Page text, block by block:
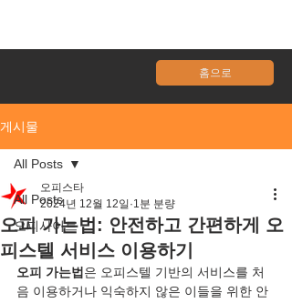
홈으로
게시물
All Posts
오피사이트
All Posts
오피 가는법: 안전하고 간편하게 오
피스텔 서비스 이용하기
오피스타
2024년 12월 12일 1분 분량
오피 가는법 은 오피스텔 기반의 서비스를 처
음 이용하거나 익숙하지 않은 이들을 위한 안